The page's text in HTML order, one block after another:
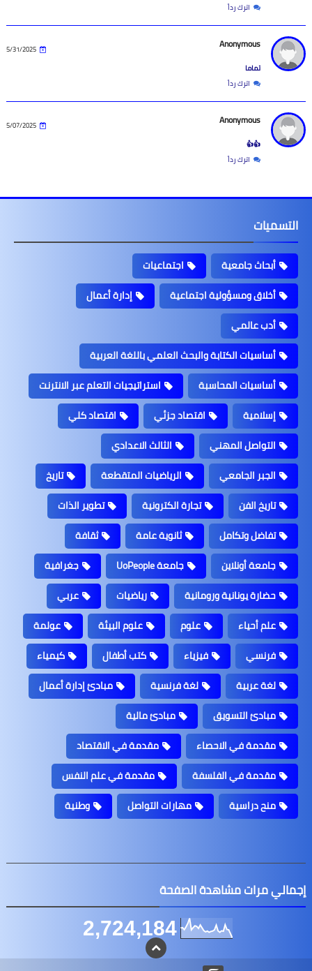
اترك رداً
Anonymous
5/31/2025
تماما
اترك رداً
Anonymous
5/07/2025
👍👍
اترك رداً
التسميات
أبحاث جامعية
اجتماعيات
أخلاق ومسؤولية اجتماعية
إدارة أعمال
أدب عالمي
أساسيات الكتابة والبحث العلمي باللغة العربية
أساسيات المحاسبة
استراتيجيات التعلم عبر الانترنت
إسلامية
اقتصاد جزئي
اقتصاد كلي
التواصل المهني
الثالث الاعدادي
الجبر الجامعي
الرياضيات المتقطعة
تاريخ
تاريخ الفن
تجارة الكترونية
تطوير الذات
تفاضل وتكامل
ثانوية عامة
ثقافة
جامعة أونلاين
جامعة UoPeople
جغرافية
حضارة يونانية ورومانية
رياضيات
عربي
علم أحياء
علوم علوم البيئة
عولمة
فرنسي
فيزياء كتب أطفال
كيمياء
لغة عربية
لغة فرنسية
مبادئ إدارة أعمال
مبادئ التسويق
مبادئ مالية
مقدمة في الاحصاء
مقدمة في الاقتصاد
مقدمة في الفلسفة
مقدمة في علم النفس
منح دراسية
مهارات التواصل وطنية
إجمالي مرات مشاهدة الصفحة
2,724,184